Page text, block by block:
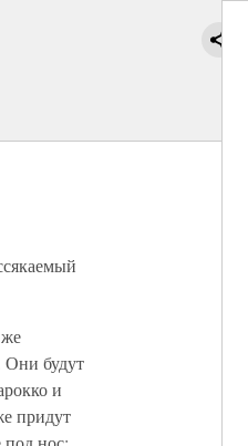
Они будут
и
придут